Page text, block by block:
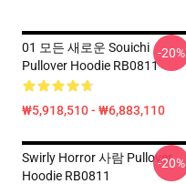
01 모든 새로운 Souichi
Pullover Hoodie RB0811
₩5,918,510 - ₩6,883,110
-20%
Swirly Horror 사람 Pullover
Hoodie RB0811
-20%